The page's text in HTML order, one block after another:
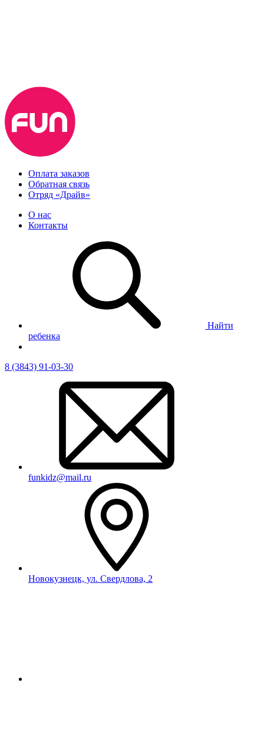
Оплата заказов
Обратная связь
Отряд «Драйв»
О нас
Контакты
Найти
ребенка
8 (3843) 91-03-30
funkidz@mail.ru
Новокузнецк, ул. Свердлова, 2